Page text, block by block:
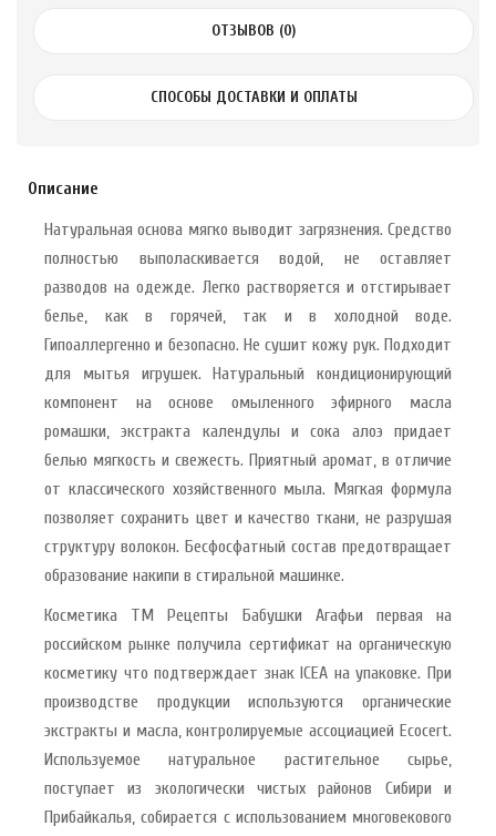
ОТЗЫВОВ (0)
СПОСОБЫ ДОСТАВКИ И ОПЛАТЫ
Описание
Натуральная основа мягко выводит загрязнения. Средство
полностью выполаскивается водой, не оставляет
разводов на одежде. Легко растворяется и отстирывает
белье, как в горячей, так и в холодной воде.
Гипоаллергенно и безопасно. Не сушит кожу рук. Подходит
для мытья игрушек. Натуральный кондиционирующий
компонент на основе омыленного эфирного масла
ромашки, экстракта календулы и сока алоэ придает
белью мягкость и свежесть. Приятный аромат, в отличие
от классического хозяйственного мыла. Мягкая формула
позволяет сохранить цвет и качество ткани, не разрушая
структуру волокон. Бесфосфатный состав предотвращает
образование накипи в стиральной машинке.
Косметика ТМ Рецепты Бабушки Агафьи первая на
российском рынке получила сертификат на органическую
косметику что подтверждает знак ICEA на упаковке. При
производстве продукции используются органические
экстракты и масла, контролируемые ассоциацией Ecocert.
Используемое натуральное растительное сырье,
поступает из экологически чистых районов Сибири и
Прибайкалья, собирается с использованием многовекового